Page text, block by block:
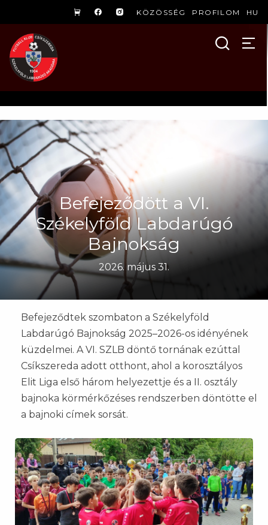
KÖZÖSSÉG PROFILOM HU
Befejeződött a VI.
Székelyföld Labdarúgó
Bajnokság
2026. május 31.
Befejeződtek szombaton a Székelyföld
Labdarúgó Bajnokság 2025–2026-os idényének
küzdelmei. A VI. SZLB döntő tornának ezúttal
Csíkszereda adott otthont, ahol a korosztályos
Elit Liga első három helyezettje és a II. osztály
bajnoka körmérkőzéses rendszerben döntötte el
a bajnoki címek sorsát.